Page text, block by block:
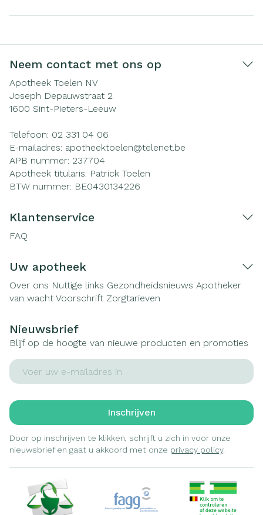
Neem contact met ons op
Apotheek Toelen NV
Joseph Depauwstraat 2
1600 Sint-Pieters-Leeuw
Telefoon: 02 331 04 06
E-mailadres: apotheektoelen@telenet.be
APB nummer: 237704
Apotheek titularis: Patrick Toelen
BTW nummer: BE0430134226
Klantenservice
FAQ
Uw apotheek
Over ons Nuttige links Gezondheidsnieuws Apotheker
van wacht Voorschrift Zorgtarieven
Nieuwsbrief
Blijf op de hoogte van nieuwe producten en promoties
E-mail adres
Inschrijven
Door op inschrijven te klikken, schrijft u zich in voor onze
nieuwsbrief en gaat u akkoord met onze privacy policy.